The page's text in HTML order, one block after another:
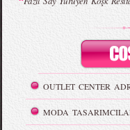
OUTLET CENTER
MODA